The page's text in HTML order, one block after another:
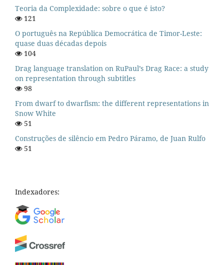
Teoria da Complexidade: sobre o que é isto?
121
O português na República Democrática de Timor-Leste:
quase duas décadas depois
104
Drag language translation on RuPaul’s Drag Race: a study
on representation through subtitles
98
From dwarf to dwarfism: the different representations in
Snow White
51
Construções de silêncio em Pedro Páramo, de Juan Rulfo
51
Indexadores: